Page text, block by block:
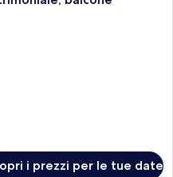
i prezzi per le tue date